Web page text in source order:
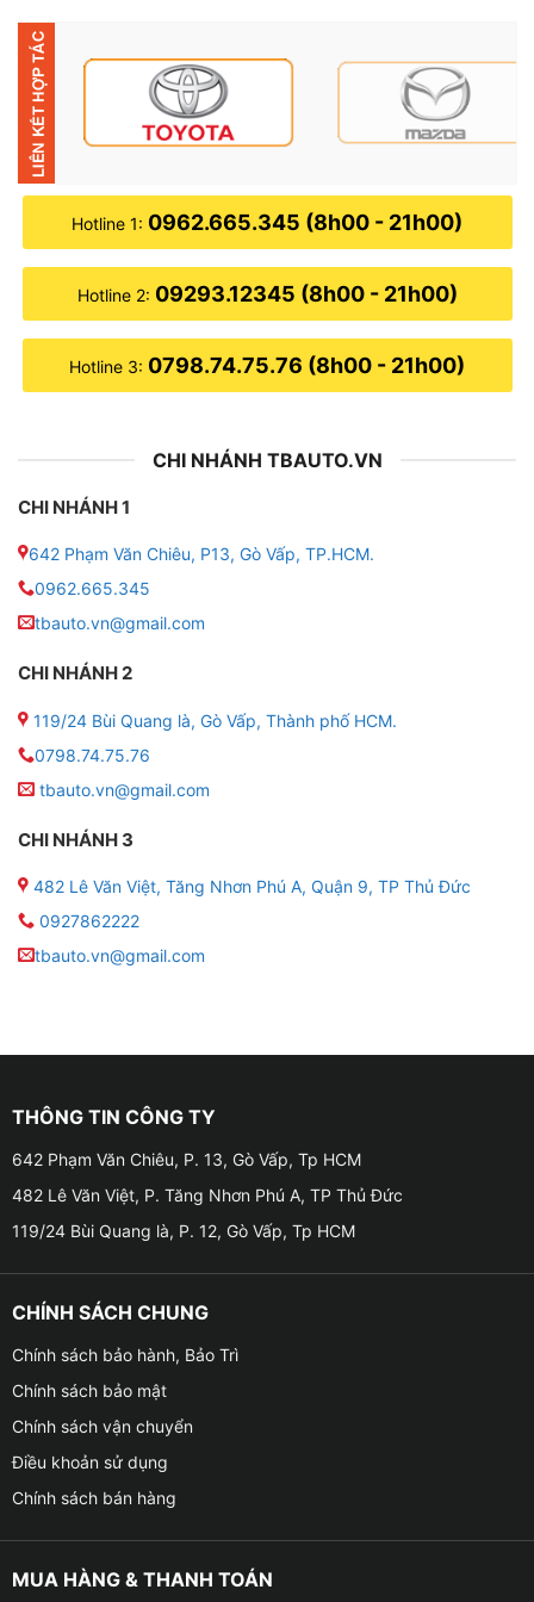
✎ Nên mỗi sả1n phẩm bình ắc quy bán ra thị trường
đều trải qua quy trình chế tạo và kiểm tra kỹ lưỡng
nhằm mang lại sự ổn định tối đa, chất lượng cao nhất
cùng độ bền lâu dài nhất có thể.
2 . Thông số kỹ thuật của bình ắc quy nước GS
NS40ZL ( 12V-35AH )
■ Model sản phẩm: NS40ZL
■ Kích thước (Dài x Rộng x Cao): 197 x 129 x 227
(mm)
■ Dung lượng: 35Ah
■ Loại bình: Nước
■ Loại cọc : Cọc trái , chuẩn cọc nhỏ
■ Xuất xứ : Việt Nam
3 . ĐẶC ĐIỂM NỔI BẬT CỦA BÌNH ẮC QUY
Hotline 1: 0962.665.345 (8h00 - 21h00)
Hotline 2: 09293.12345 (8h00 - 21h00)
Hotline 3: 0798.74.75.76 (8h00 - 21h00)
CHI NHÁNH TBAUTO.VN
CHI NHÁNH 1
642 Phạm Văn Chiêu, P13, Gò Vấp, TP.HCM.
0962.665.345
tbauto.vn@gmail.com
CHI NHÁNH 2
119/24 Bùi Quang là, Gò Vấp, Thành phố HCM.
0798.74.75.76
tbauto.vn@gmail.com
CHI NHÁNH 3
482 Lê Văn Việt, Tăng Nhơn Phú A, Quận 9, TP Thủ Đức
0927862222
tbauto.vn@gmail.com
THÔNG TIN CÔNG TY
642 Phạm Văn Chiêu, P. 13, Gò Vấp, Tp HCM
482 Lê Văn Việt, P. Tăng Nhơn Phú A, TP Thủ Đức
119/24 Bùi Quang là, P. 12, Gò Vấp, Tp HCM
CHÍNH SÁCH CHUNG
Chính sách bảo hành, Bảo Trì
Chính sách bảo mật
Chính sách vận chuyển
Điều khoản sử dụng
Chính sách bán hàng
MUA HÀNG & THANH TOÁN